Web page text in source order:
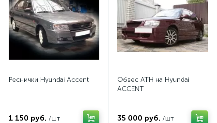
Реснички Hyundai Accent
1 150 руб. /шт
Обвес ATH на Hyundai
ACCENT
35 000 руб. /шт